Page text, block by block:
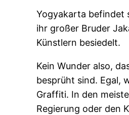
Yogyakarta befindet
ihr großer Bruder
Künstlern besiedelt.
Kein Wunder also,
besprüht sind. Egal,
Graffiti. In den
Regierung oder den